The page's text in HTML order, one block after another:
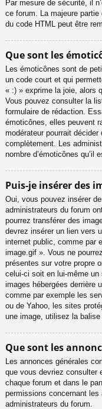
Par mesure de sécurité, il
ce forum. La majeure
du code HTML peut être
Que sont les
Les émoticônes sont de
un code court et qui
« :) » exprime la joie, alors
Vous pouvez consulter la
formulaire de rédaction.
émoticônes, elles peuvent
modérateur pourrait
complètement. Les
nombre d’émoticônes qu’il
Puis-je insérer des
Oui, vous pouvez insérer
administrateurs du forum
pourrez transférer des
devrez insérer un lien vers
internet public, comme par
image.gif ». Vous ne
présentes sur votre propre
celui-ci soit en lui-même
images hébergées derrière
comme par exemple les
ou de Yahoo, les sites
une image, utilisez la balise
Que sont les
Les annonces générales
que vous devriez consulter
chaque forum et dans le
permissions concernant
administrateurs du forum.